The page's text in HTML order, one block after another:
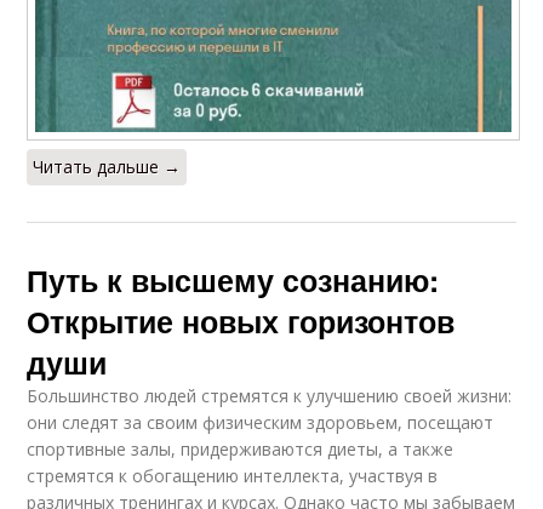
Читать дальше →
Путь к высшему сознанию:
Открытие новых горизонтов
души
Большинство людей стремятся к улучшению своей жизни:
они следят за своим физическим здоровьем, посещают
спортивные залы, придерживаются диеты, а также
стремятся к обогащению интеллекта, участвуя в
различных тренингах и курсах. Однако часто мы забываем